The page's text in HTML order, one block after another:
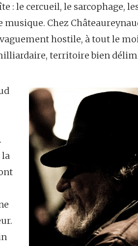
: le cercueil, le sarcophage,
Chez
hostile, à tout le
territoire bien
la